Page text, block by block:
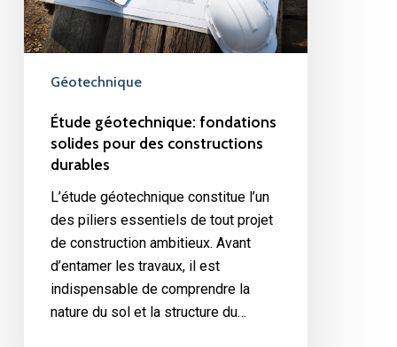
constructions
durables
Géotechnique
Étude géotechnique: fondations
solides pour des constructions
durables
L’étude géotechnique constitue l’un
des piliers essentiels de tout projet
de construction ambitieux. Avant
d’entamer les travaux, il est
indispensable de comprendre la
nature du sol et la structure du…